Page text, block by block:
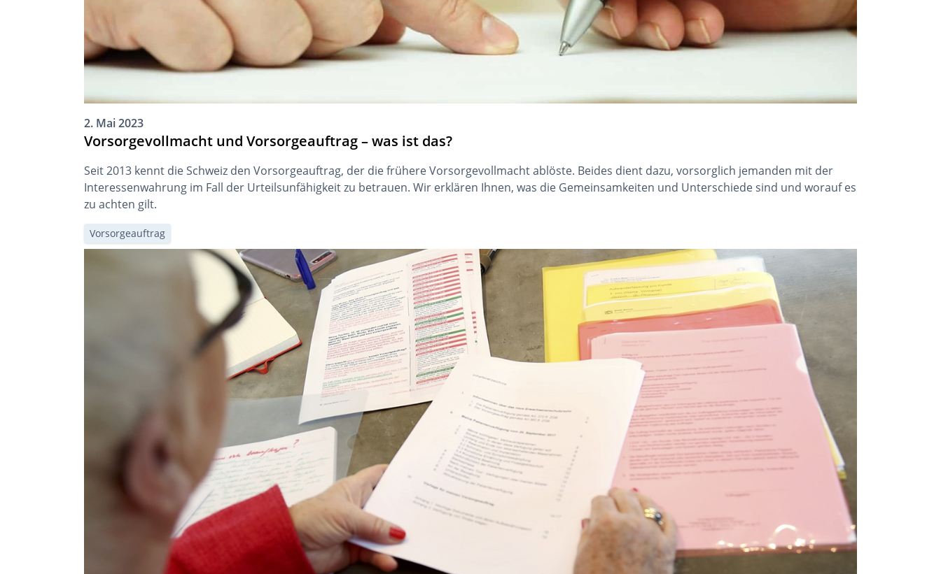
2. Mai 2023
Vorsorgevollmacht und Vorsorgeauftrag – was ist das?
Seit 2013 kennt die Schweiz den Vorsorgeauftrag, der die frühere Vorsorgevollmacht ablöste. Beides dient dazu, vorsorglich jemanden mit der
Interessenwahrung im Fall der Urteilsunfähigkeit zu betrauen. Wir erklären Ihnen, was die Gemeinsamkeiten und Unterschiede sind und worauf es
zu achten gilt.
Vorsorgeauftrag